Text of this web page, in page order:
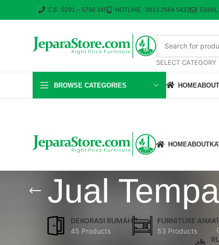
CS : 0291 – 5756 345 HOTLINE : 0813 2564 5432 EMAIL
SELECT CATEGORY
BROWSE CATEGORIES HOMEABOUT
HOMEABOUT
Jual
DEKORASI RUMAH
45 Products
FURNITURE ANAK
53 Products